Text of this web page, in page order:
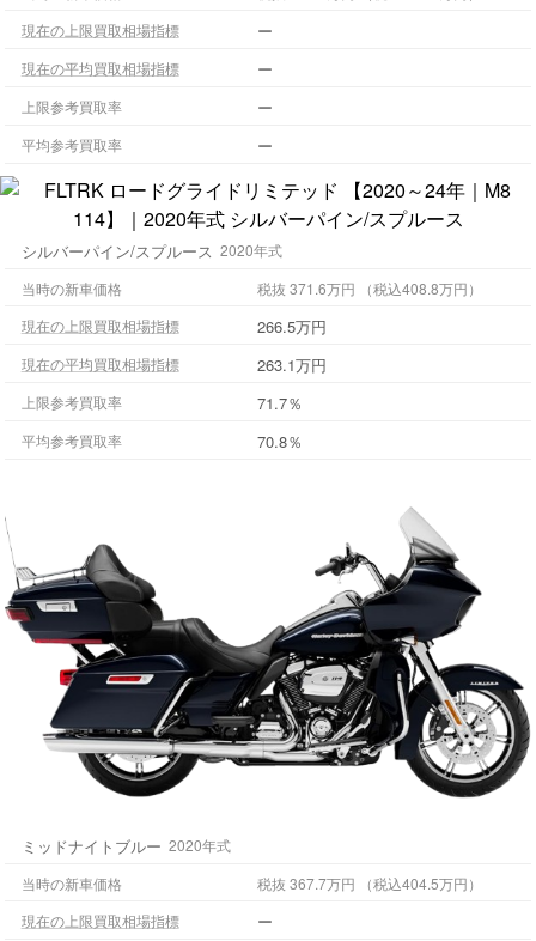
現在の上限買取相場指標
ー
現在の平均買取相場指標 ー
上限参考買取率 ー
平均参考買取率 ー
シルバーパイン/スプルース 2020年式
当時の新車価格
税抜 371.6万円 （税込408.8万円）
現在の上限買取相場指標
266.5万円
現在の平均買取相場指標 263.1万円
上限参考買取率 71.7％
平均参考買取率 70.8％
ミッドナイトブルー 2020年式
当時の新車価格
税抜 367.7万円 （税込404.5万円）
現在の上限買取相場指標
ー